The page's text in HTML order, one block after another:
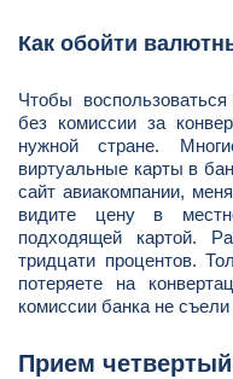
Как обойти
Чтобы
без комиссии за
нужной стране.
виртуальные карты в
сайт авиакомпании,
видите цену в
подходящей картой.
тридцати процентов.
потеряете на
комиссии банка не
Прием